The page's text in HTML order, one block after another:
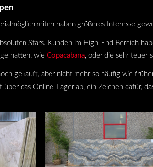
haben größeres Interesse
Stars. Kunden im High-End Bereich
hatten, wieCopacabana, oder die sehr teuer
gekauft, aber nicht mehr so häufig wie
das Online-Lager ab, ein Zeichen dafür,